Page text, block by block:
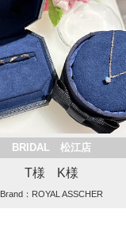
BRIDAL 松江店
T様 K様
Brand：ROYAL ASSCHER